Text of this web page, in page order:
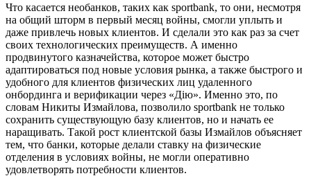
Что касается необанков, таких как sportbank, то они, несмотря
на общий шторм в первый месяц войны, смогли уплыть и
даже привлечь новых клиентов. И сделали это как раз за счет
своих технологических преимуществ. А именно
продвинутого казначейства, которое может быстро
адаптироваться под новые условия рынка, а также быстрого и
удобного для клиентов физических лиц удаленного
онбординга и верификации через «Дію». Именно это, по
словам Никиты Измайлова, позволило sportbank не только
сохранить существующую базу клиентов, но и начать ее
наращивать. Такой рост клиентской базы Измайлов объясняет
тем, что банки, которые делали ставку на физические
отделения в условиях войны, не могли оперативно
удовлетворять потребности клиентов.